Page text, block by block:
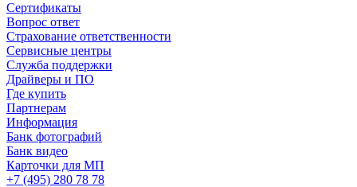
Сертификаты
Вопрос ответ
Страхование ответственности
Сервисные центры
Служба поддержки
Драйверы и ПО
Где купить
Партнерам
Информация
Банк фотографий
Банк видео
Карточки для МП
+7 (495) 280 78 78